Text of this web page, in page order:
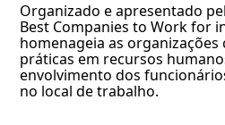
Organizado e apresentado
Best Companies to Work for
homenageia as organizações
práticas em recursos
envolvimento dos
no local de trabalho.